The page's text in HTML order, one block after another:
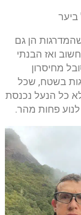
ביער
הן גם
ואז הבנתי
מחיסרון
בשטח, שכל
כל הנעל נכנסת
לנוע פחות מהר.